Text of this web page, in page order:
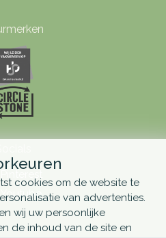
Youtube
cookies om de website te
van advertenties.
wij uw persoonlijke
de inhoud van de site en